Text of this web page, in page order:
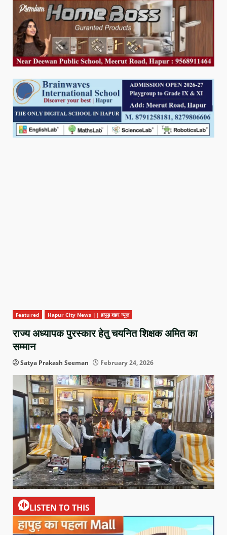
Featured Hapur City News || हापुड़ शहर न्यूज़
राज्य अध्यापक पुरस्कार हेतु चयनित शिक्षक अमित का
सम्मान
Satya Prakash Seeman February 24, 2026
LISTEN TO THIS